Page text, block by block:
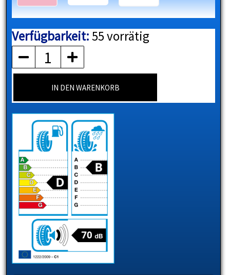
Verfügbarkeit:55 vorrätig
GOODRIDE
Menge
IN DEN WARENKORB